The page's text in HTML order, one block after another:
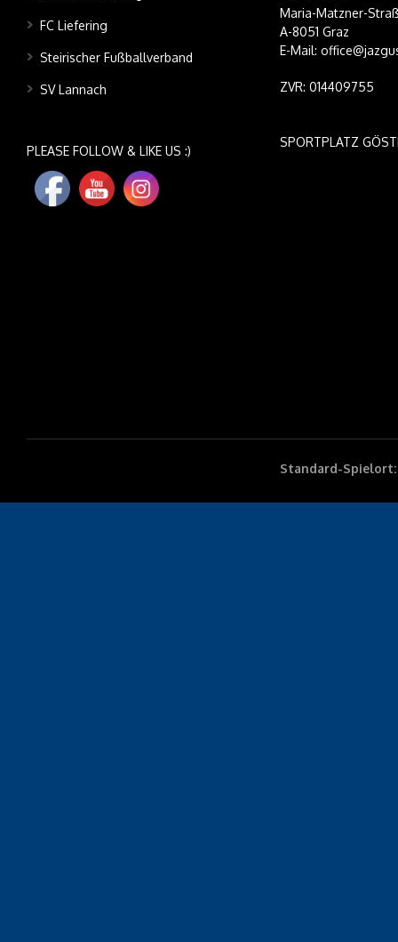
FC Liefering
Steirischer Fußballverband
SV Lannach
PLEASE FOLLOW & LIKE US :)
Maria-Matzner-
A-8051 Graz
E-Mail:
ZVR: 014409755
SPORTPLATZ
Standard-Spielort: